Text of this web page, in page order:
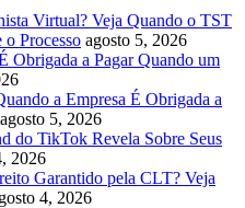
Virtual? Veja Quando o TST
o Processo agosto 5, 2026
Obrigada a Pagar Quando um
a Empresa É Obrigada a
agosto 5, 2026
do TikTok Revela Sobre Seus
2026
Garantido pela CLT? Veja
4, 2026